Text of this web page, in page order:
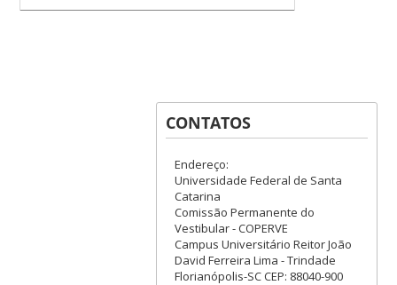
CONTATOS
Endereço:
Universidade Federal de Santa
Catarina
Comissão Permanente do
Vestibular - COPERVE
Campus Universitário Reitor João
David Ferreira Lima - Trindade
Florianópolis-SC CEP: 88040-900